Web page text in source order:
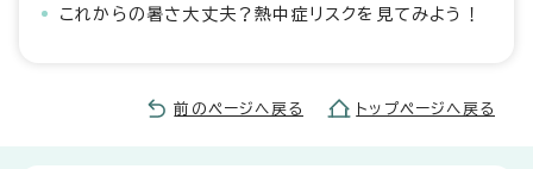
これからの暑さ大丈夫？熱中症リスクを見てみよう！
前のページへ戻る トップページへ戻る